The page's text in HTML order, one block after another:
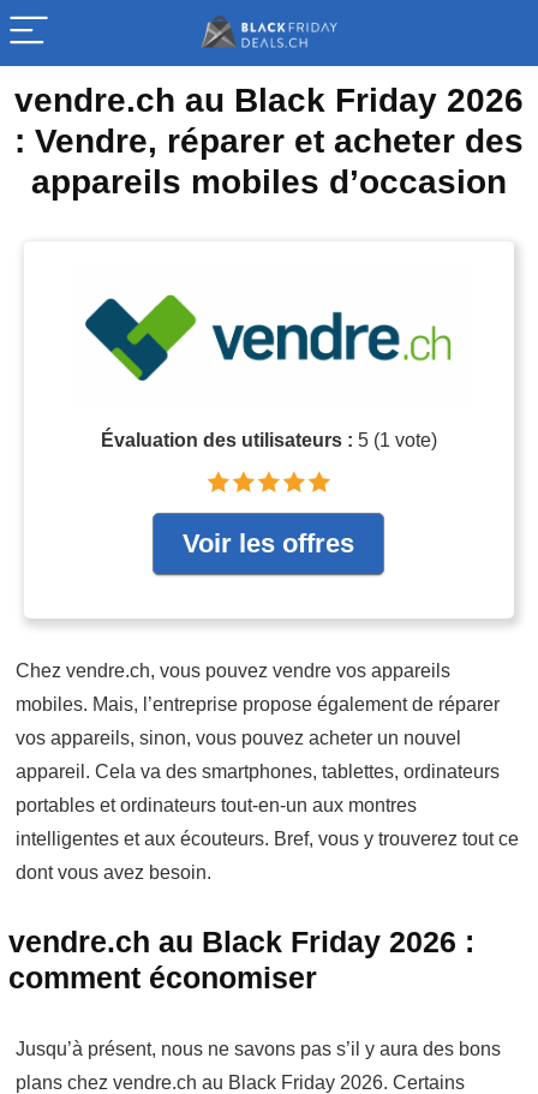
vendre.ch au Black Friday 2026
: Vendre, réparer et acheter des
appareils mobiles d’occasion
Évaluation des utilisateurs : 5 (1 vote)
Voir les offres
Chez vendre.ch, vous pouvez vendre vos appareils
mobiles. Mais, l’entreprise propose également de réparer
vos appareils, sinon, vous pouvez acheter un nouvel
appareil. Cela va des smartphones, tablettes, ordinateurs
portables et ordinateurs tout-en-un aux montres
intelligentes et aux écouteurs. Bref, vous y trouverez tout ce
dont vous avez besoin.
vendre.ch au Black Friday 2026 :
comment économiser
Jusqu’à présent, nous ne savons pas s’il y aura des bons
plans chez vendre.ch au Black Friday 2026. Certains